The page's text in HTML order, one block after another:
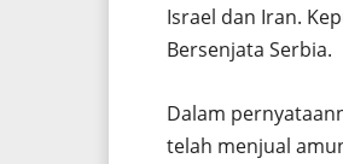
Israel dan Iran.
Bersenjata Serbia.
Dalam
telah menjual